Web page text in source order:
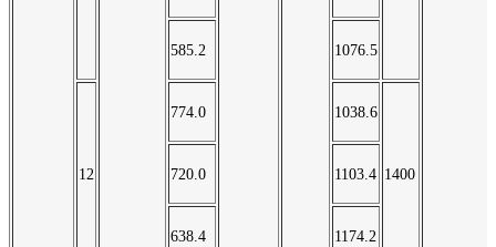
585.2 1076.5
12
774.0 1038.6
1400
720.0 1103.4
638.4 1174.2